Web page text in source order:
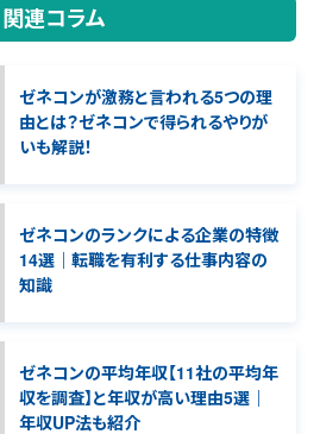
関連コラム
ゼネコンが激務と言われる5つの理
由とは？ゼネコンで得られるやりが
いも解説！
ゼネコンのランクによる企業の特徴
14選｜転職を有利する仕事内容の
知識
ゼネコンの平均年収【11社の平均年
収を調査】と年収が高い理由5選｜
年収UP法も紹介